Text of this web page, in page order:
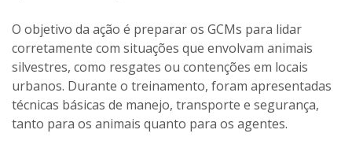
O objetivo da ação é preparar os GCMs para lidar
corretamente com situações que envolvam animais
silvestres, como resgates ou contenções em locais
urbanos. Durante o treinamento, foram apresentadas
técnicas básicas de manejo, transporte e segurança,
tanto para os animais quanto para os agentes.